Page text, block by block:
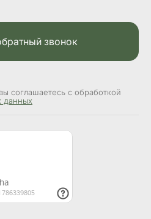
звонок
соглашаетесь с обработкой
данных